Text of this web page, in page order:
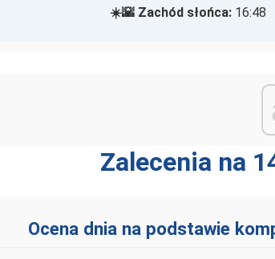
☀️🌇 Zachód słońca: 16:48
Zalecenia na
Ocena dnia na podstawie